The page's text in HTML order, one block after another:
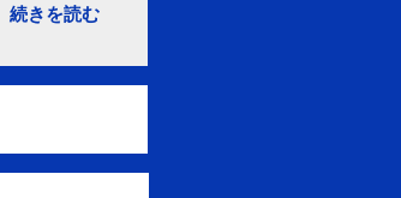
続きを読む